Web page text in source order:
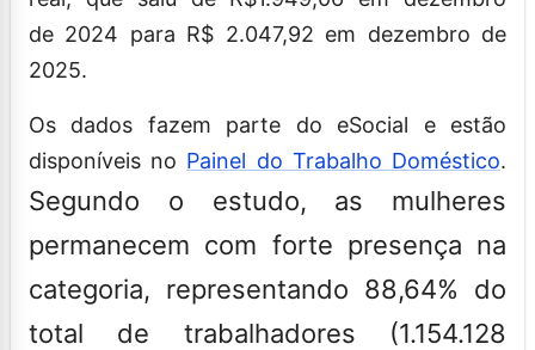
de 2024 para R$ 2.047,92 em dezembro de
2025.
Os dados fazem parte do eSocial e estão
disponíveis no Painel do Trabalho Doméstico.
Segundo o estudo, as mulheres
permanecem com forte presença na
categoria, representando 88,64% do
total de trabalhadores (1.154.128